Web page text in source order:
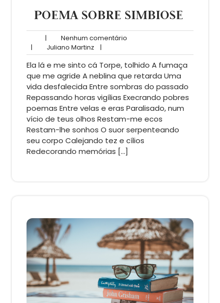
POEMA SOBRE SIMBIOSE
| Nenhum comentário
| Juliano Martinz Juliano
Martinz
|
Ela lá e me sinto cá Torpe, tolhido A fumaça
que me agride A neblina que retarda Uma
vida desfalecida Entre sombras do passado
Repassando horas vigílias Execrando pobres
poemas Entre velas e eras Paralisado, num
vício de teus olhos Restam-me ecos
Restam-lhe sonhos O suor serpenteando
seu corpo Calejando tez e cílios
Redecorando memórias […]